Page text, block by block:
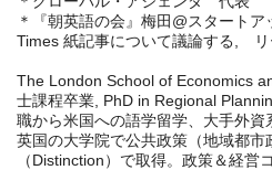
＊『朝英語の会』梅田@スタート
Times 紙記事について議論する, リ
The London School of Economics
士課程卒業, PhD in Regional
職から米国への語学留学、大手外資
英国の大学院で公共政策（地域都市
（Distinction）で取得。政策＆経営